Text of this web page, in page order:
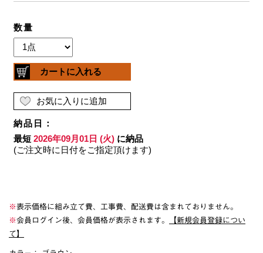
※表示価格に組み立て費、工事費、配送費は含まれておりません。
※会員ログイン後、会員価格が表示されます。
【新規会員登録につい
て】